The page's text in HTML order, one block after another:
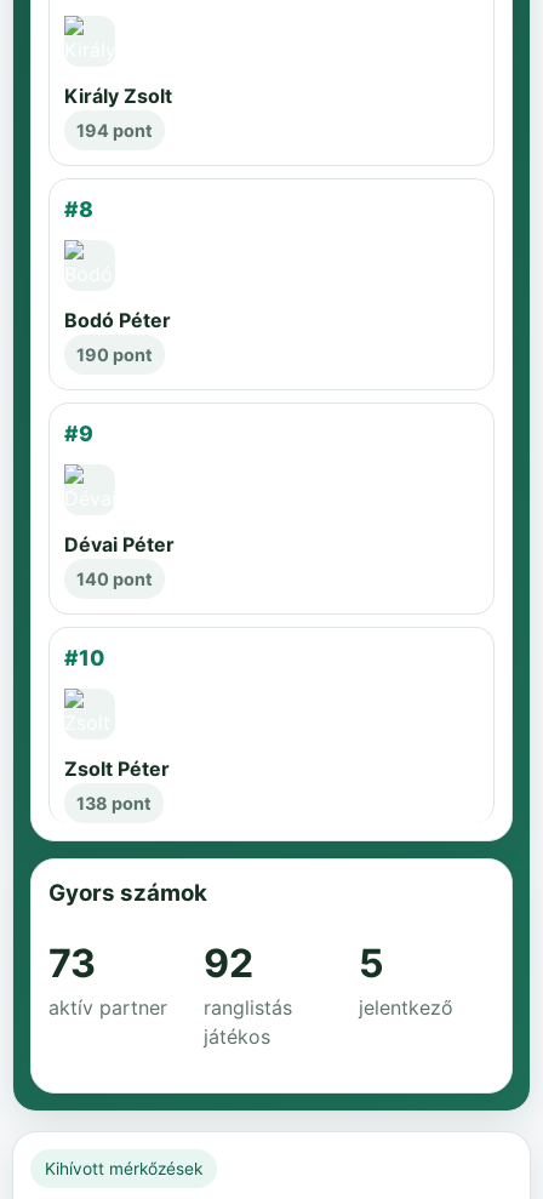
Király Zsolt
194 pont
#8
Bodó Péter
190 pont
#9
Dévai Péter
140 pont
#10
Zsolt Péter
138 pont
Gyors számok
73
aktív partner
92
ranglistás
játékos
5
jelentkező
Kihívott mérkőzések